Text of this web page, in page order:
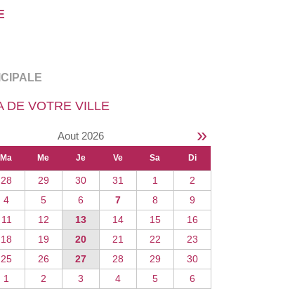
DE VOTRE VILLE
Aout 2026 »
Ma Me Je Ve Sa Di
28 29 30 31 1
2
4 5 6 7 8
9
11 12 13 14 15
16
18 19 20 21 22
23
25 26 27 28 29
30
1 2 3 4 5 6